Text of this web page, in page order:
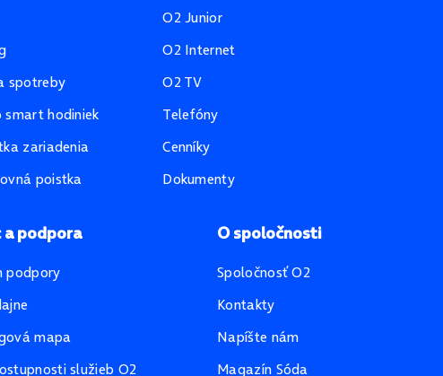
spotreby
smart hodiniek
zariadenia
poistka
O2 Junior
O2 Internet
O2 TV
Telefóny
Cenníky
Dokumenty
a podpora
podpory
mapa
služieb O2
O spoločnosti
Spoločnosť O2
Kontakty
Napíšte nám
Magazín Sóda